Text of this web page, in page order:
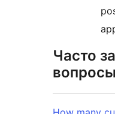
Часто
вопросы